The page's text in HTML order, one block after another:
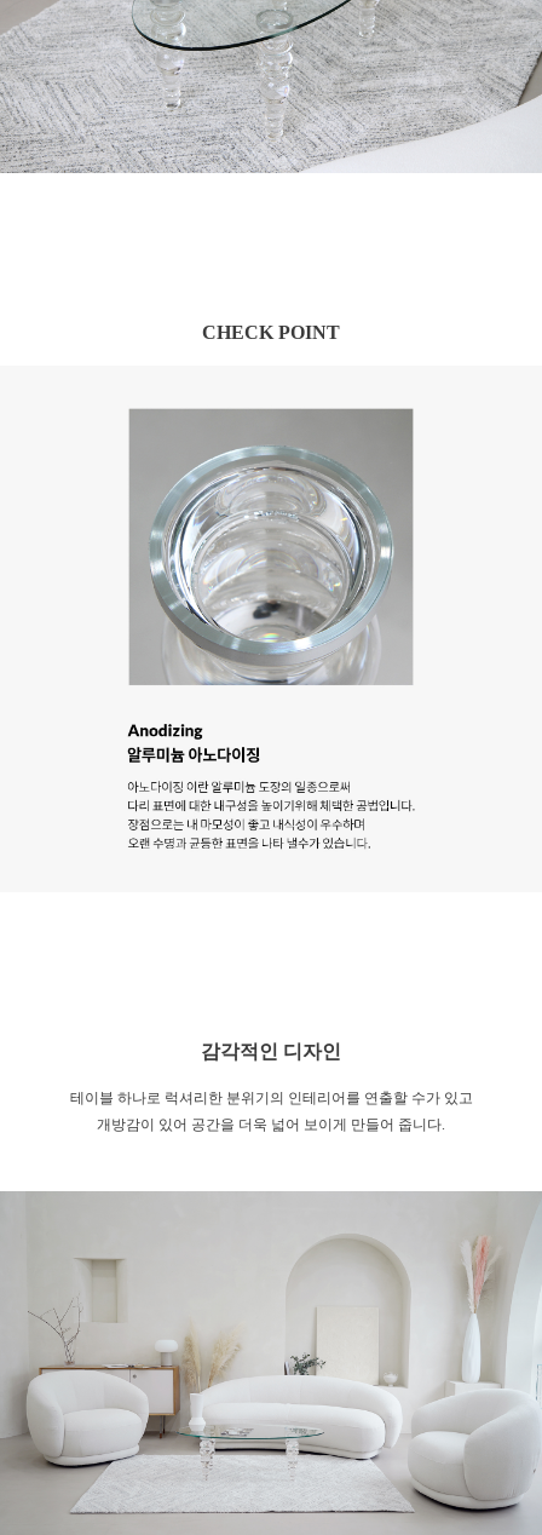
CHECK POINT
감각적인 디자인
테이블 하나로 럭셔리한 분위기의 인테리어를 연출할 수가 있고
개방감이 있어 공간을 더욱 넓어 보이게 만들어 줍니다.